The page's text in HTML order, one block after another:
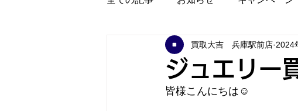
ジュエリー
買取大吉 兵庫駅前店 2024
皆様こんにちは☺